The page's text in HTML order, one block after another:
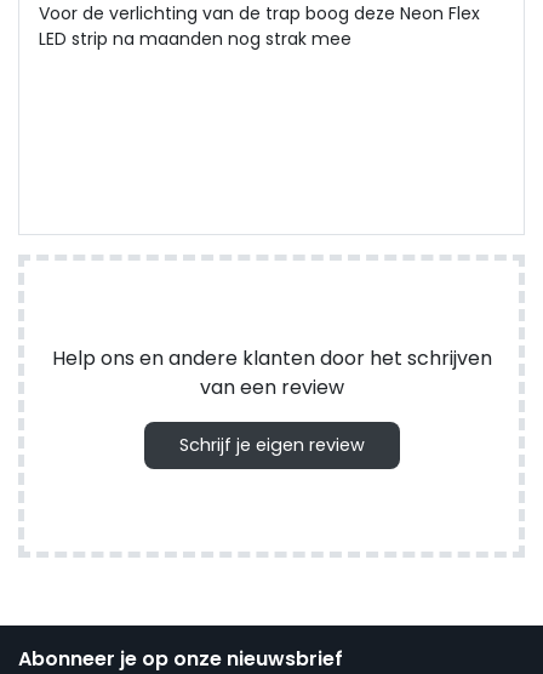
Voor de verlichting van de trap boog deze Neon Flex
LED strip na maanden nog strak mee
Help ons en andere klanten door het schrijven
van een review
Schrijf je eigen review
Abonneer je op onze nieuwsbrief